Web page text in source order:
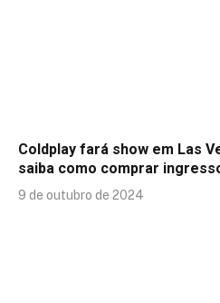
Coldplay fará show em Las
saiba como comprar
9 de outubro de 2024